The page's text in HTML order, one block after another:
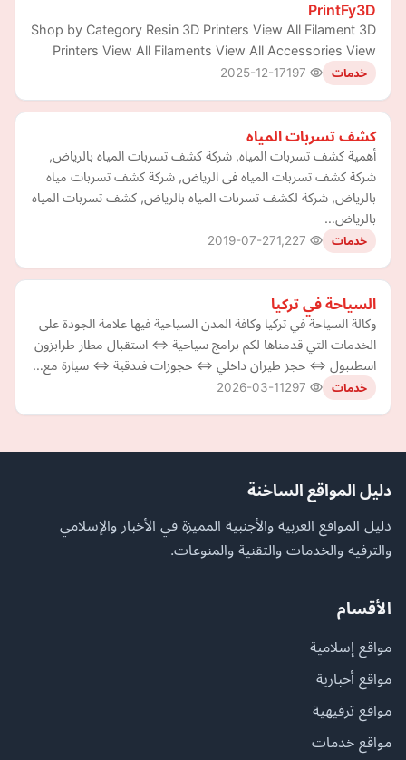
PrintFy3D
Shop by Category Resin 3D Printers View All Filament 3D
Printers View All Filaments View All Accessories View
خدمات 2025-12-17
كشف تسربات المياه
أهمية كشف تسربات المياه, شركة كشف تسربات المياه بالرياض,
شركة كشف تسربات المياه فى الرياض, شركة كشف تسربات مياه
بالرياض, شركة لكشف تسربات المياه بالرياض, كشف تسربات المياه
بالرياض…
خدمات 2019-07-27
السياحة في تركيا
وكالة السياحة في تركيا وكافة المدن السياحية فيها علامة الجودة على
الخدمات التي قدمناها لكم برامج سياحية ⇔ استقبال مطار طرابزون
اسطنبول ⇔ حجز طيران داخلي ⇔ حجوزات فندقية ⇔ سيارة مع…
خدمات 2026-03-11
دليل المواقع الساخنة
دليل المواقع العربية والأجنبية المميزة في الأخبار والإسلامي
والترفيه والخدمات والتقنية والمنوعات.
الأقسام
مواقع إسلامية
مواقع أخبارية
مواقع ترفيهية
مواقع خدمات